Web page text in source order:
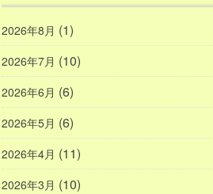
2026年8月 (1)
2026年7月 (10)
2026年6月 (6)
2026年5月 (6)
2026年4月 (11)
2026年3月 (10)